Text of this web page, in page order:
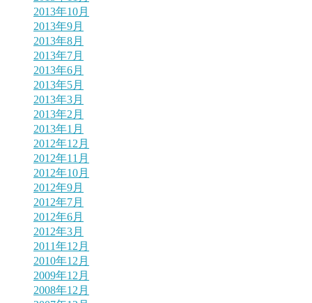
2013年10月
2013年9月
2013年8月
2013年7月
2013年6月
2013年5月
2013年3月
2013年2月
2013年1月
2012年12月
2012年11月
2012年10月
2012年9月
2012年7月
2012年6月
2012年3月
2011年12月
2010年12月
2009年12月
2008年12月